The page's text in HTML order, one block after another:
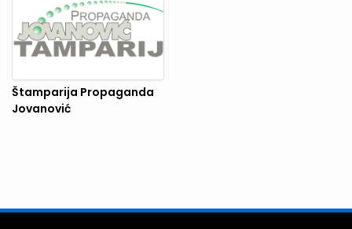
Štamparija Propaganda
Jovanović